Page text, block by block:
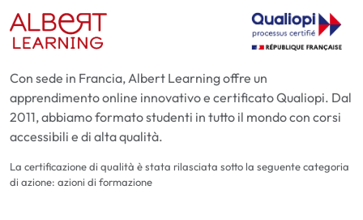
Con sede in Francia, Albert Learning offre un
apprendimento online innovativo e certificato Qualiopi. Dal
2011, abbiamo formato studenti in tutto il mondo con corsi
accessibili e di alta qualità.
La certificazione di qualità è stata rilasciata sotto la seguente categoria
di azione: azioni di formazione